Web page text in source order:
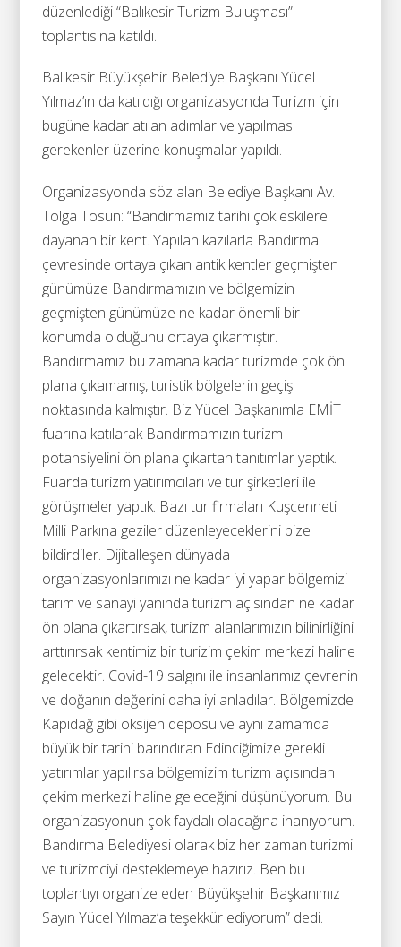
düzenlediği “Balıkesir Turizm Buluşması”
toplantısına katıldı.
Balıkesir Büyükşehir Belediye Başkanı Yücel
Yılmaz’ın da katıldığı organizasyonda Turizm için
bugüne kadar atılan adımlar ve yapılması
gerekenler üzerine konuşmalar yapıldı.
Organizasyonda söz alan Belediye Başkanı Av.
Tolga Tosun: “Bandırmamız tarihi çok eskilere
dayanan bir kent. Yapılan kazılarla Bandırma
çevresinde ortaya çıkan antik kentler geçmişten
günümüze Bandırmamızın ve bölgemizin
geçmişten günümüze ne kadar önemli bir
konumda olduğunu ortaya çıkarmıştır.
Bandırmamız bu zamana kadar turizmde çok ön
plana çıkamamış, turistik bölgelerin geçiş
noktasında kalmıştır. Biz Yücel Başkanımla EMİT
fuarına katılarak Bandırmamızın turizm
potansiyelini ön plana çıkartan tanıtımlar yaptık.
Fuarda turizm yatırımcıları ve tur şirketleri ile
görüşmeler yaptık. Bazı tur firmaları Kuşcenneti
Milli Parkına geziler düzenleyeceklerini bize
bildirdiler. Dijitalleşen dünyada
organizasyonlarımızı ne kadar iyi yapar bölgemizi
tarım ve sanayi yanında turizm açısından ne kadar
ön plana çıkartırsak, turizm alanlarımızın bilinirliğini
arttırırsak kentimiz bir turizim çekim merkezi haline
gelecektir. Covid-19 salgını ile insanlarımız çevrenin
ve doğanın değerini daha iyi anladılar. Bölgemizde
Kapıdağ gibi oksijen deposu ve aynı zamamda
büyük bir tarihi barındıran Edinciğimize gerekli
yatırımlar yapılırsa bölgemizim turizm açısından
çekim merkezi haline geleceğini düşünüyorum. Bu
organizasyonun çok faydalı olacağına inanıyorum.
Bandırma Belediyesi olarak biz her zaman turizmi
ve turizmciyi desteklemeye hazırız. Ben bu
toplantıyı organize eden Büyükşehir Başkanımız
Sayın Yücel Yılmaz’a teşekkür ediyorum” dedi.